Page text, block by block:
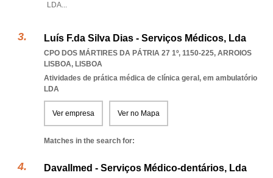
LDA...
Luís F.da Silva Dias - Serviços Médicos, Lda
CPO DOS MÁRTIRES DA PÁTRIA 27 1º, 1150-225, ARROIOS
LISBOA, LISBOA
Atividades de prática médica de clínica geral, em ambulatório
LDA
Ver empresa Ver no Mapa
Matches in the search for:
Davallmed - Serviços Médico-dentários, Lda